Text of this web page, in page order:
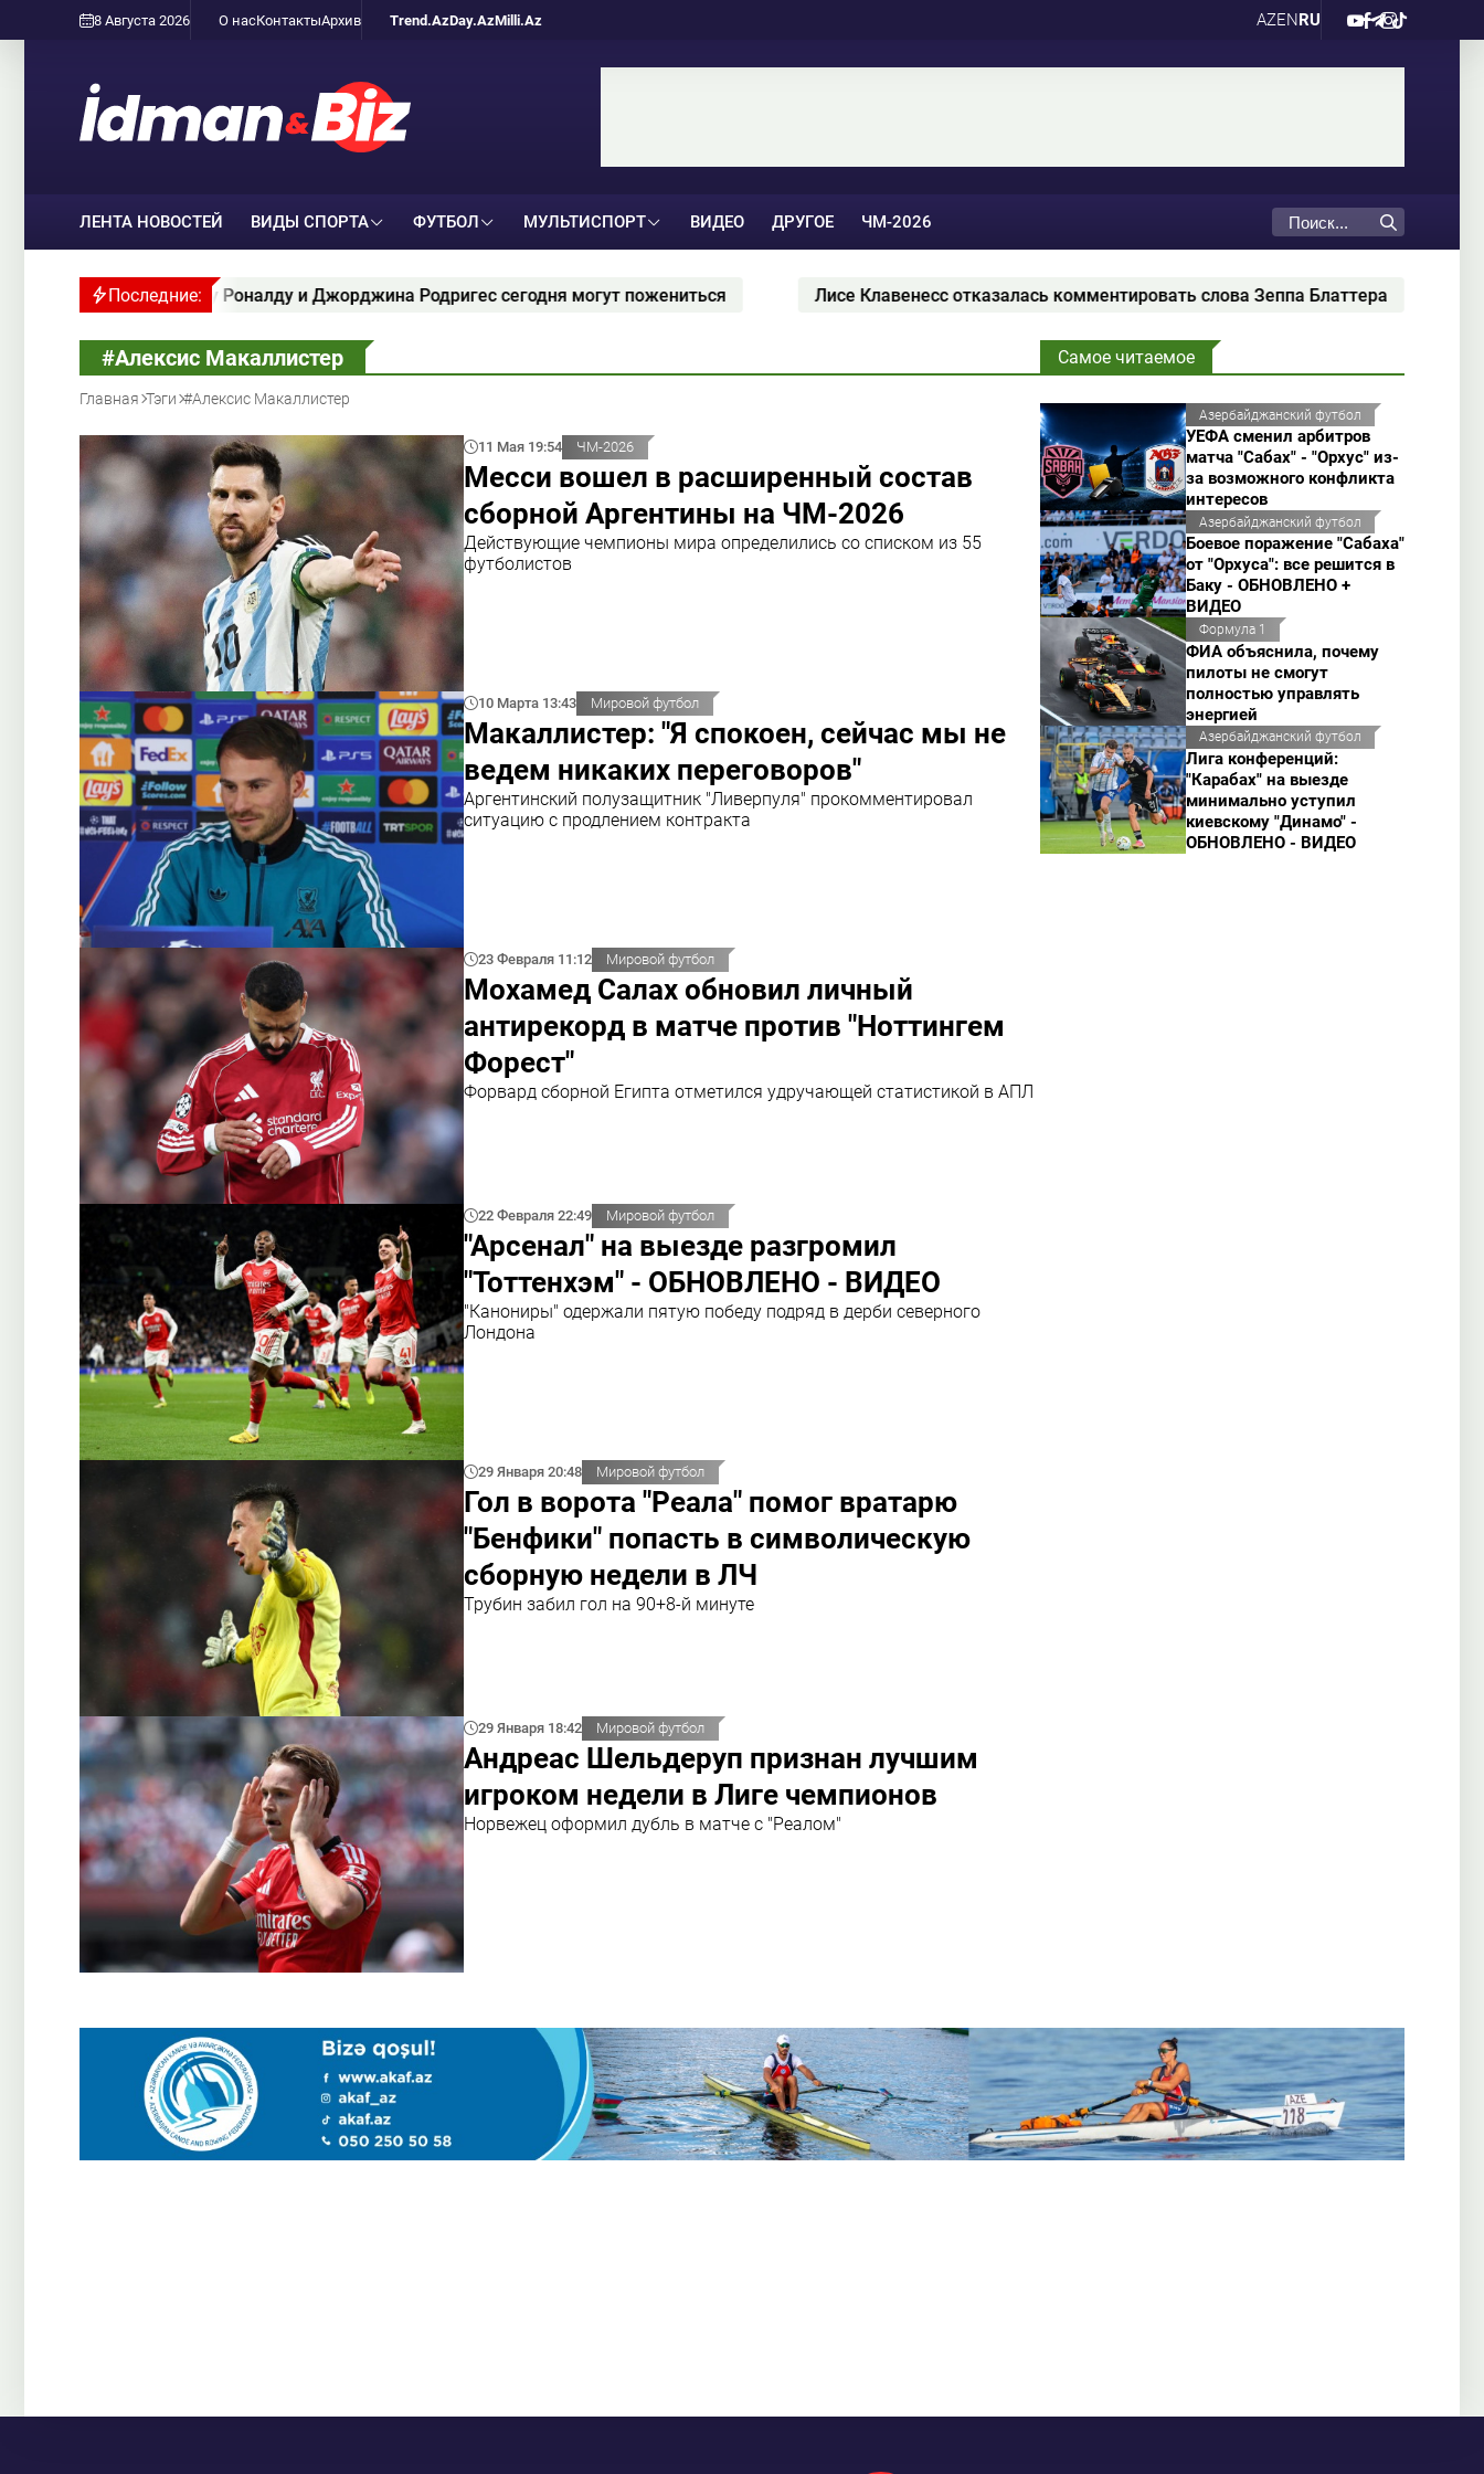
8 Августа 2026 О насКонтактыАрхив Trend.AzDay.AzMilli.Az AZENRU
ЛЕНТА НОВОСТЕЙ ВИДЫ СПОРТА ФУТБОЛ МУЛЬТИСПОРТ ВИДЕО ДРУГОЕ ЧМ-2026
Последние:
Роналду и Джорджина Родригес сегодня могут пожениться Лисе Клавенесс отказалась комментировать слова Зеппа Блаттера "Ботафого"
#Алексис Макаллистер
Главная Тэги #Алексис Макаллистер
11 Мая 19:54 ЧМ-2026
Месси вошел в расширенный состав
сборной Аргентины на ЧМ-2026
Действующие чемпионы мира определились со списком из 55
футболистов
10 Марта 13:43 Мировой футбол
Макаллистер: "Я спокоен, сейчас мы не
ведем никаких переговоров"
Аргентинский полузащитник "Ливерпуля" прокомментировал
ситуацию с продлением контракта
23 Февраля 11:12 Мировой футбол
Мохамед Салах обновил личный
антирекорд в матче против "Ноттингем
Форест"
Форвард сборной Египта отметился удручающей статистикой в АПЛ
22 Февраля 22:49 Мировой футбол
"Арсенал" на выезде разгромил
"Тоттенхэм" - ОБНОВЛЕНО - ВИДЕО
"Канониры" одержали пятую победу подряд в дерби северного
Лондона
29 Января 20:48 Мировой футбол
Гол в ворота "Реала" помог вратарю
"Бенфики" попасть в символическую
сборную недели в ЛЧ
Трубин забил гол на 90+8-й минуте
29 Января 18:42 Мировой футбол
Андреас Шельдеруп признан лучшим
игроком недели в Лиге чемпионов
Норвежец оформил дубль в матче с "Реалом"
Самое читаемое
Азербайджанский футбол
УЕФА сменил арбитров
матча "Сабах" - "Орхус" из-
за возможного конфликта
интересов
Азербайджанский футбол
Боевое поражение "Сабаха"
от "Орхуса": все решится в
Баку - ОБНОВЛЕНО +
ВИДЕО
Формула 1
ФИА объяснила, почему
пилоты не смогут
полностью управлять
энергией
Азербайджанский футбол
Лига конференций:
"Карабах" на выезде
минимально уступил
киевскому "Динамо" -
ОБНОВЛЕНО - ВИДЕО